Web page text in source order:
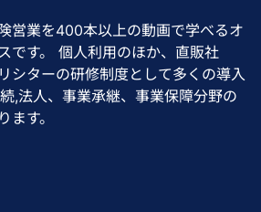
営業を400本以上の動画で学べるオ
です。 個人利用のほか、直販社
シターの研修制度として多くの導入
,法人、事業承継、事業保障分野の
す。